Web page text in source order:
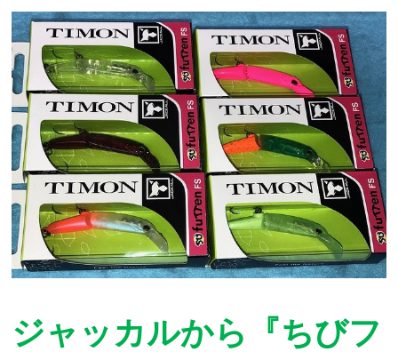
ジャッカルから『ちびフ